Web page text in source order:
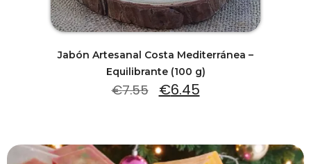
Jabón Artesanal Costa Mediterránea –
Equilibrante (100 g)
€7.55 €6.45